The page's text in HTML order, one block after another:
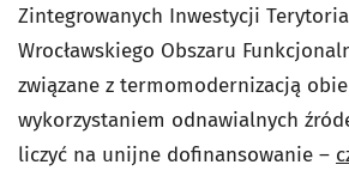
Zintegrowanych Inwestycji
Wrocławskiego Obszaru
związane z termomodernizacją
wykorzystaniem odnawialnych
liczyć na unijne dofinansowanie –